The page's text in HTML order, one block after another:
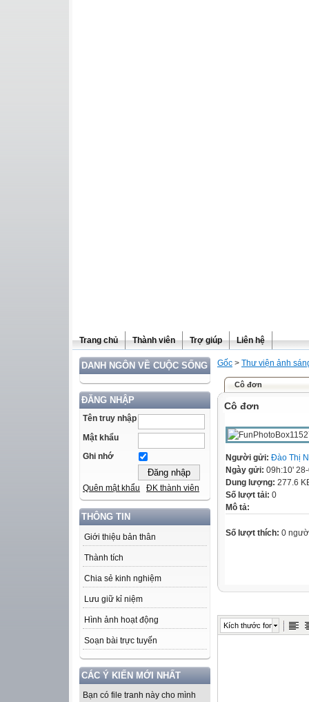
Trang chủ Thành viên Trợ giúp Liên hệ
DANH NGÔN VỀ CUỘC SỐNG
ĐĂNG NHẬP
Tên truy nhập
Mật khẩu
Ghi nhớ
Quên mật khẩu ĐK thành viên
THÔNG TIN
Giới thiệu bản thân
Thành tích
Chia sẻ kinh nghiệm
Lưu giữ kỉ niệm
Hình ảnh hoạt động
Soạn bài trực tuyến
CÁC Ý KIẾN MỚI NHẤT
Bạn có file tranh này cho mình
Gốc > Thư viện ảnh
Cô đơn
Cô đơn
Người gửi: Đào Thị
Ngày gửi: 09h:10'
Dung lượng: 277.6
Số lượt tải: 0
Mô tả:
Số lượt thích: 0
Kích thước font